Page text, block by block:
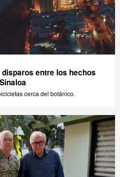
entre los hechos
cerca del botánico.